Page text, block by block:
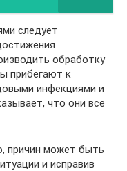
следует
обработку
прибегают к
инфекциями и
что они все
причин может быть
и исправив